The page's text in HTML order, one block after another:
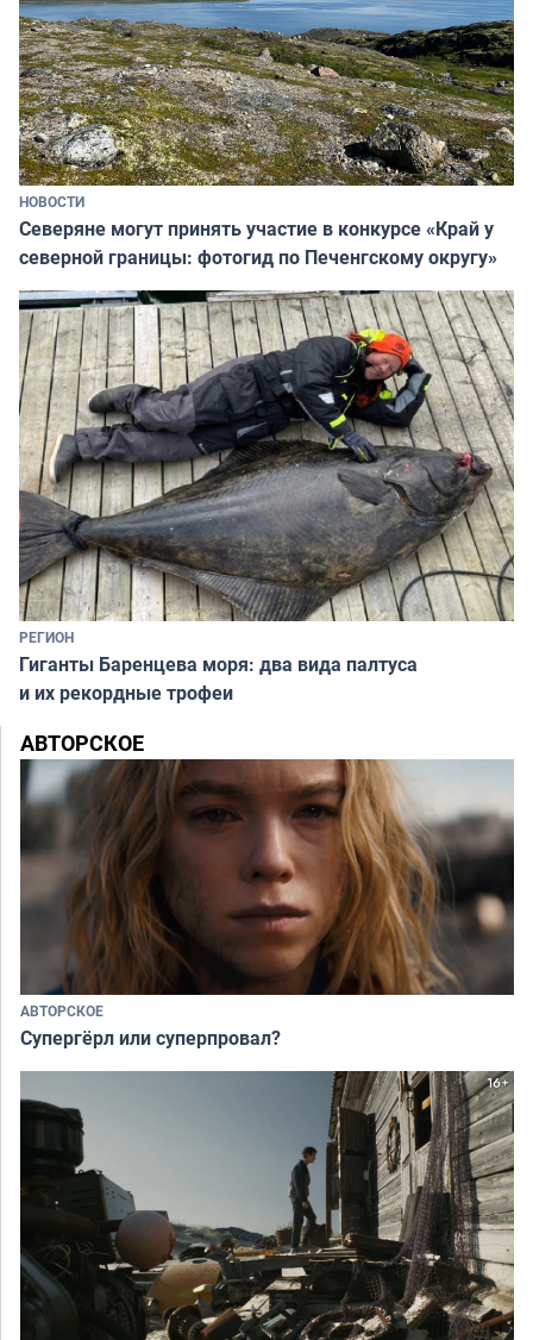
НОВОСТИ
Северяне могут принять участие в конкурсе «Край у
северной границы: фотогид по Печенгскому округу»
РЕГИОН
Гиганты Баренцева моря: два вида палтуса
и их рекордные трофеи
АВТОРСКОЕ
АВТОРСКОЕ
Супергёрл или суперпровал?